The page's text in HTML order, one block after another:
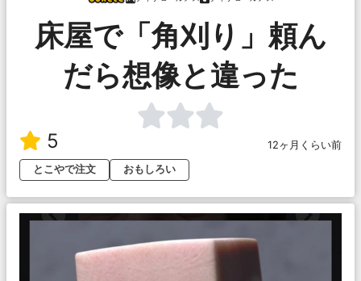
床屋で「角刈り」頼ん
だら想像と違った
5
12ヶ月くらい前
とこやで注文
おもしろい